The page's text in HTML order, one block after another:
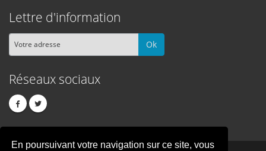
En poursuivant votre navigation sur ce site, vous
Lettre d'information
Ok
Réseaux sociaux